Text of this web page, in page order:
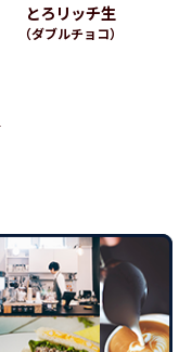
とろリッチ生
（ダブルチョコ）